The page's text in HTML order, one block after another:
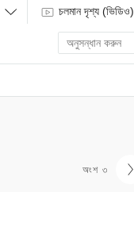
চলমান দৃশ্য (ভিডিও)
Enter
search
term
অংশ ৩